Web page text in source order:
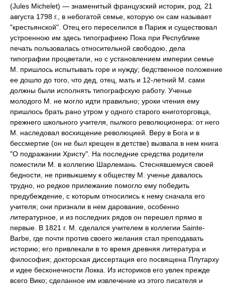
(Jules Michelet) — знаменитый французский историк, род. 21
августа 1798 г., в небогатой семье, которую он сам называет
"крестьянской". Отец его переселился в Париж и существовал
устроенною им здесь типографиею Пока при Республике
печать пользовалась относительной свободою, дела
типографии процветали, но с установлением империи семье
М. пришлось испытывать горе и нужду; бедственное положение
ее дошло до того, что дед, отец, мать и 12-летний М. сами
должны были исполнять типографскую работу. Ученье
молодого М. не могло идти правильно; уроки чтения ему
пришлось брать рано утром у одного старого книготорговца,
прежнего школьного учителя, пылкого революционера: от него
М. наследовал восхищение революцией. Веру в Бога и в
бессмертие (он не был крещен в детстве) вызвала в нем книга
"О подражании Христу". На последние средства родители
поместили М. в коллегию Шарлемань. Стеснявшемуся своей
бедности, не привыкшему к обществу М. ученье давалось
трудно, но редкое прилежание помогло ему победить
предубеждение, с которым относились к нему сначала его
учителя; они признали в нем дарование, особенно
литературное, и из последних рядов он перешел прямо в
первые. В 1821 г. М. сделался учителем в коллегии Sainte-
Barbe, где почти против своего желания стал преподавать
историю; его привлекали в то время древняя литература и
философия; докторская диссертация его посвящена Плутарху
и идее бесконечности Локка. Из историков его увлек прежде
всего Вико; сделанное им извлечение из этого писателя и